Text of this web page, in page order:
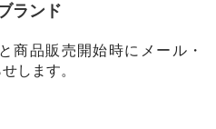
ランド
商品販売開始時にメール・
します。